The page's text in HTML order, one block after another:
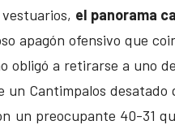
el panorama
apagón ofensivo que
obligó a retirarse a uno
un Cantimpalos
un preocupante 40-31